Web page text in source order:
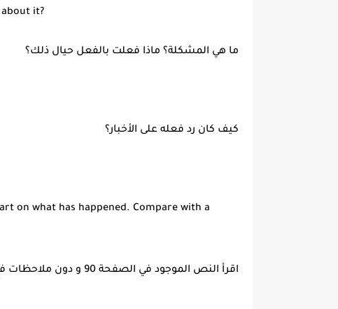
about it?
ما هي المشكلة؟ ماذا فعلت بالفعل حيال ذلك؟
كيف كان رد فعله على الأخبار؟
on what has happened. Compare with a
اقرأ النص الموجود في الصفحة 90 و دون ملاحظات في الرسم البياني عما حدث. قارن مع رفيق.